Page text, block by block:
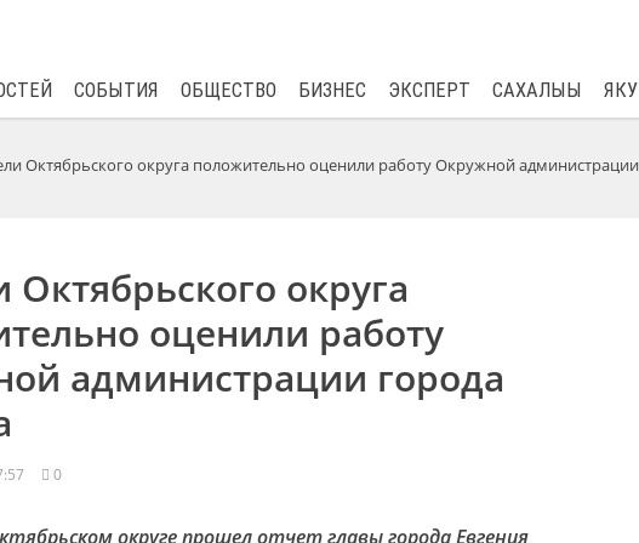
СОБЫТИЯ ОБЩЕСТВО БИЗНЕС ЭКСПЕРТ САХАЛЫЫ
Октябрьского округа положительно оценили работу Окружной администрации
округа
оценили работу
администрации города
0
округе прошел отчет главы города Евгения